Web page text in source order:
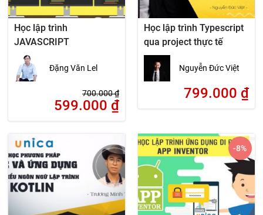
Học lập trình
JAVASCRIPT
Đặng Văn Lel
700.000₫
599.000 ₫
Học lập trình Typescript
qua project thực tế
Nguyễn Đức Việt
799.000 ₫
-8%